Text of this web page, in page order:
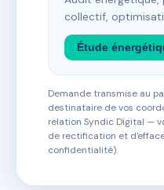
collectif,
Étude
Demande transmise au
destinataire de vos
relation Syndic Digital —
de rectification et
confidentialité).